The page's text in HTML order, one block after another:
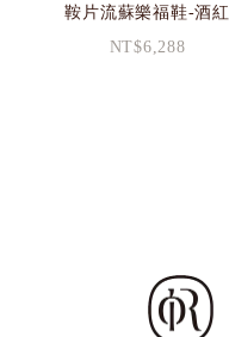
鞍片流蘇樂福鞋-酒紅
NT$6,288